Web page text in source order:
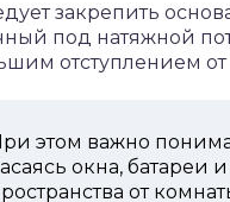
закрепить
под натяжной
отступлением от
этом важно
окна, батареи
от